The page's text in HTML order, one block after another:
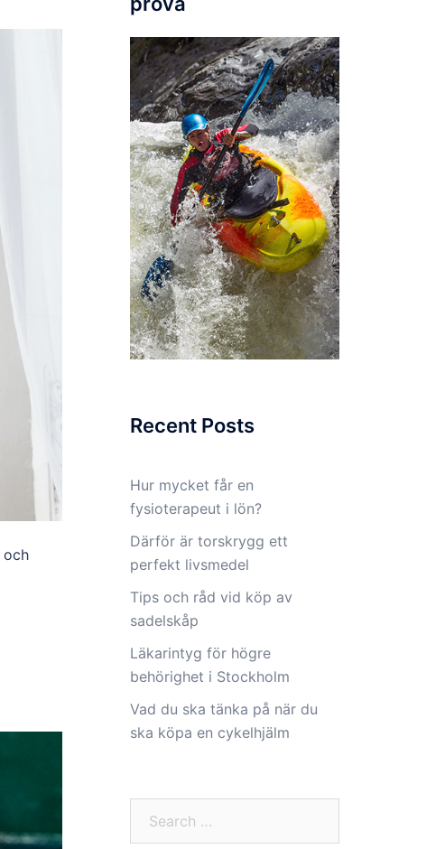
och
Recent Posts
Hur mycket får en
fysioterapeut i lön?
Därför är torskrygg ett
perfekt livsmedel
Tips och råd vid köp av
sadelskåp
Läkarintyg för högre
behörighet i Stockholm
Vad du ska tänka på när du
ska köpa en cykelhjälm